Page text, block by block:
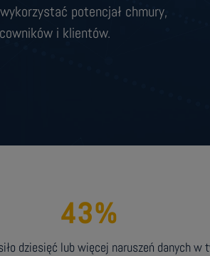
potencjał chmury,
i klientów.
43%
dziesięć lub więcej naruszeń danych w